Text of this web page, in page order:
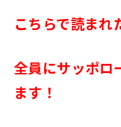
こちらで読まれ
全員にサッポロ
ます！